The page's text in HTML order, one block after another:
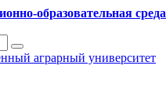
образовательная среда